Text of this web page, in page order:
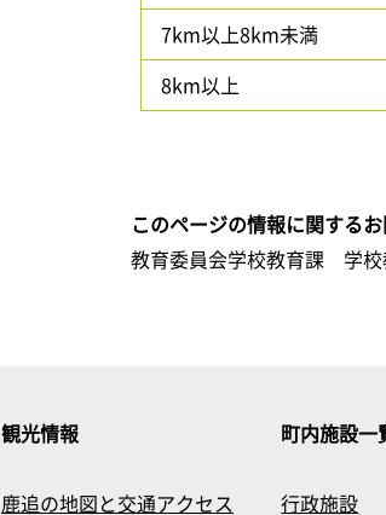
7km以上8km未満
8km以上
このページの情報に関する
教育委員会学校教育課 学校
観光情報
鹿追の地図と交通アクセス
町内施設一
行政施設